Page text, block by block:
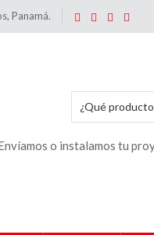
Panamá.
o instalamos tu